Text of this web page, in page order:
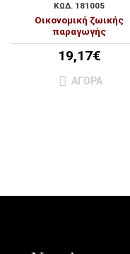
ΚΩΔ. 181005
Οικονομική ζωικής
παραγωγής
19,17€
ΑΓΟΡΆ